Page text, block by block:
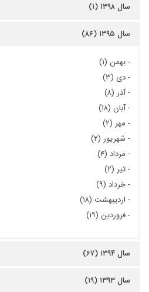
سال ۱۳۹۸ (۱)
سال ۱۳۹۵ (۸۶)
-بهمن (۱)
-دی (۳)
-آذر (۸)
-آبان (۱۸)
- مهر (۲)
- شهریور (۲)
- مرداد (۴)
-تیر (۲)
-خرداد (۹)
- اردیبهشت (۱۸)
-فروردین (۱۹)
سال ۱۳۹۴ (۶۷)
سال ۱۳۹۳ (۱۹)